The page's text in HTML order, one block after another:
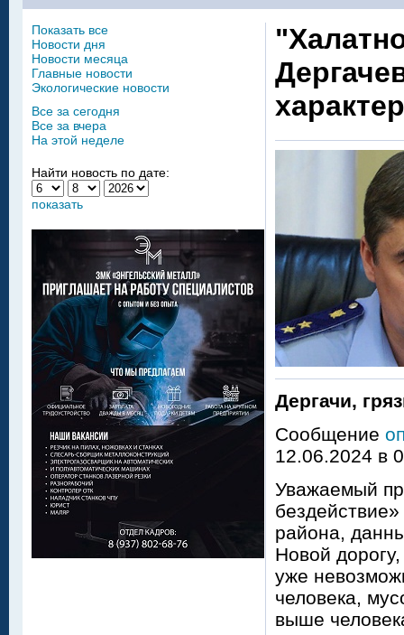
Дергачи,
Сообщение
12.06.2024 в
Уважаемый
района,
Новой
уже
человека,
выше
Показать все
Новости дня
Новости месяца
Главные новости
Экологические новости
Все за сегодня
Все за вчера
На этой неделе
Найти новость по дате:
показать